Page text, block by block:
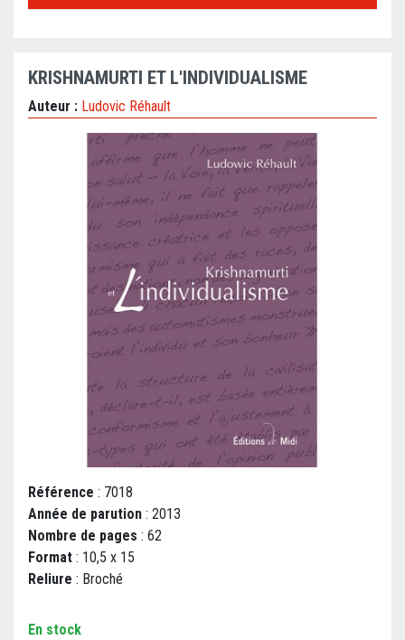
KRISHNAMURTI ET L'INDIVIDUALISME
Auteur : Ludovic Réhault
Référence : 7018
Année de parution : 2013
Nombre de pages : 62
Format : 10,5 x 15
Reliure : Broché
En stock